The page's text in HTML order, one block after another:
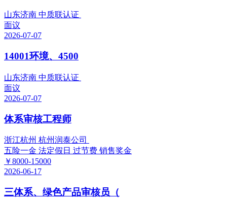
山东济南 中质联认证
面议
2026-07-07
14001环境、4500
山东济南 中质联认证
面议
2026-07-07
体系审核工程师
浙江杭州 杭州润泰公司
五险一金 法定假日 过节费 销售奖金
￥8000-15000
2026-06-17
三体系、绿色产品审核员（